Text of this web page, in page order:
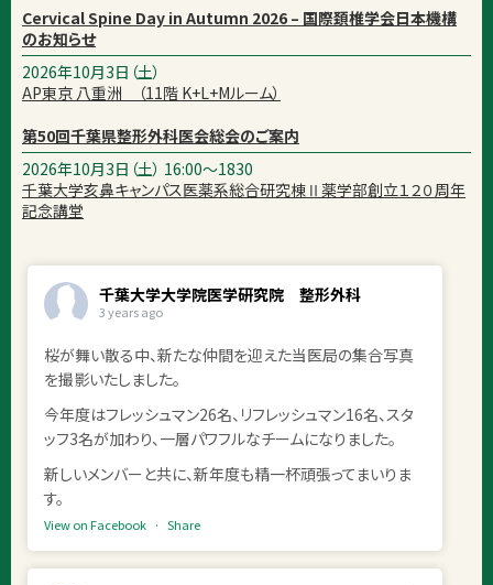
Cervical Spine Day in Autumn 2026 – 国際頚椎学会日本機構
のお知らせ
2026年10月3日（土）
AP東京 八重洲 （11階 K+L+Mルーム）
第50回千葉県整形外科医会総会のご案内
2026年10月3日（土） 16:00～1830
千葉大学亥鼻キャンパス医薬系総合研究棟Ⅱ薬学部創立１２０周年
記念講堂
千葉大学大学院医学研究院 整形外科
3 years ago
桜が舞い散る中、新たな仲間を迎えた当医局の集合写真
を撮影いたしました。
今年度はフレッシュマン26名、リフレッシュマン16名、スタ
ッフ3名が加わり、一層パワフルなチームになりました。
新しいメンバーと共に、新年度も精一杯頑張ってまいりま
す。
View on Facebook · Share